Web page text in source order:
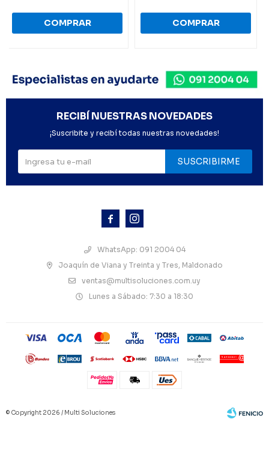
 
WhatsApp: 091 2004 04
Joaquín de Viana y Treinta y Tres, Maldonado
ventas@multisoluciones.com.uy
Lunes a Sábado: 7:30 a 18:30
RECIBÍ NUESTRAS NOVEDADES
¡Suscribite y recibí todas nuestras novedades!
SUSCRIBIRME
© Copyright 2026 / Multi Soluciones